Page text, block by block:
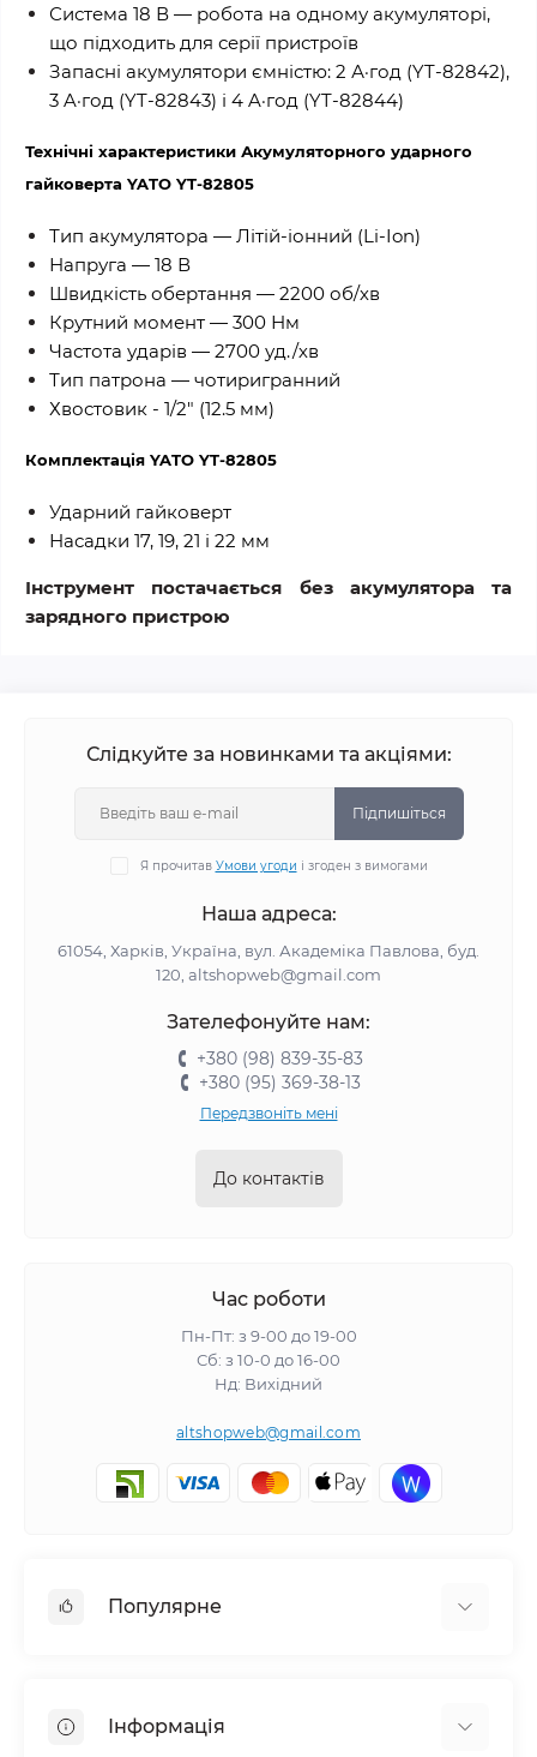
Система 18 В — робота на одному акумуляторі,
що підходить для серії пристроїв
Запасні акумулятори ємністю: 2 А·год (YT-82842),
3 A·год (YT-82843) і 4 A·год (YT-82844)
Технічні характеристики Акумуляторного ударного
гайковерта YATO YT-82805
Тип акумулятора — Літій-іонний (Li-Ion)
Напруга — 18 В
Швидкість обертання — 2200 об/хв
Крутний момент — 300 Нм
Частота ударів — 2700 уд./хв
Тип патрона — чотиригранний
Хвостовик - 1/2" (12.5 мм)
Комплектація YATO YT-82805
Ударний гайковерт
Насадки 17, 19, 21 і 22 мм
Інструмент постачається без акумулятора та
зарядного пристрою
Слідкуйте за новинками та акціями:
Підпишіться
Я прочитав Умови угоди і згоден з вимогами
Наша адреса:
61054, Харків, Україна, вул. Академіка Павлова, буд.
120, altshopweb@gmail.com
Зателефонуйте нам:
+380 (98) 839-35-83
+380 (95) 369-38-13
Передзвоніть мені
До контактів
Час роботи
Пн-Пт: з 9-00 до 19-00
Сб: з 10-0 до 16-00
Нд: Вихідний
altshopweb@gmail.com
Популярне
Відпочинок, туризм
Інформація